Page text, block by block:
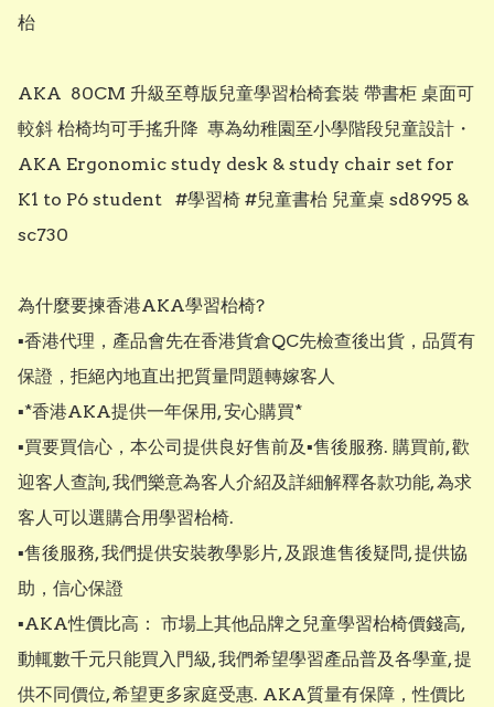
枱
AKA  80CM 升級至尊版兒童學習枱椅套裝 帶書柜 桌面可
較斜 枱椅均可手搖升降  專為幼稚園至小學階段兒童設計・
AKA Ergonomic study desk & study chair set for
K1 to P6 student   #學習椅 #兒童書枱 兒童桌 sd8995 &
sc730
為什麼要揀香港AKA學習枱椅?
▪︎香港代理，產品會先在香港貨倉QC先檢查後出貨，品質有
保證，拒絕內地直出把質量問題轉嫁客人
▪︎*香港AKA提供一年保用, 安心購買*
▪︎買要買信心，本公司提供良好售前及▪︎售後服務. 購買前, 歡
迎客人查詢, 我們樂意為客人介紹及詳細解釋各款功能, 為求
客人可以選購合用學習枱椅.
▪︎售後服務, 我們提供安裝教學影片, 及跟進售後疑問, 提供協
助，信心保證
▪︎AKA性價比高： 市場上其他品牌之兒童學習枱椅價錢高,
動輒數千元只能買入門級, 我們希望學習產品普及各學童, 提
供不同價位, 希望更多家庭受惠. AKA質量有保障，性價比